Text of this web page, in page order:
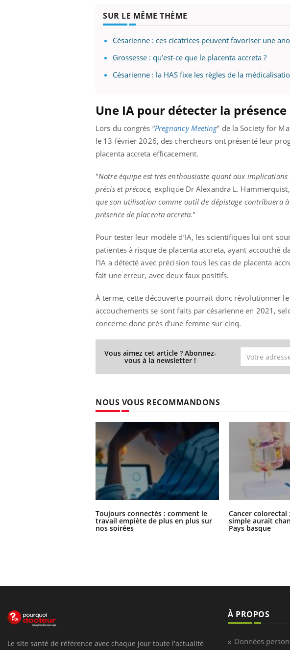
SUR LE MÊME THÈME
Césarienne : ces cicatrices peuvent favoriser une
Grossesse : qu’est-ce que le placenta accreta ?
Césarienne : la HAS fixe les règles de la
Une IA pour détecter la
Lors du congrès “Pregnancy Meeting” de la Society for
le 13 février 2026, des chercheurs ont présenté leur
placenta accreta efficacement.
"Notre équipe est très enthousiaste quant aux
précis et précoce, explique Dr Alexandra L.
que son utilisation comme outil de dépistage contribuera
présence de placenta accreta."
Pour tester leur modèle d’IA, les scientifiques lui ont
patientes à risque de placenta accreta, ayant accouché
l’IA a détecté avec précision tous les cas de placenta
fait une erreur, avec deux faux positifs.
À terme, cette découverte pourrait donc révolutionner
accouchements se sont faits par césarienne en 2021,
concerne donc près d’une femme sur cinq.
Vous aimez cet article ? Abonnez-
vous à la newsletter !
NOUS VOUS RECOMMANDONS
Toujours connectés : comment le
travail empiète de plus en plus sur
nos soirées
Cancer
simple aurait
Pays basque
Le site santé de référence avec chaque jour toute l'actualité
À PROPOS
Données